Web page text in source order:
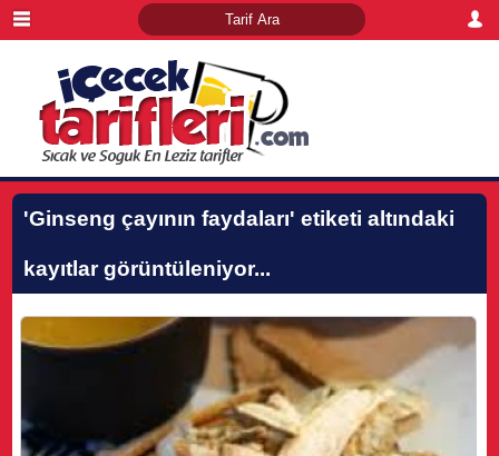
'Ginseng çayının faydaları' etiketi altındaki
kayıtlar görüntüleniyor...